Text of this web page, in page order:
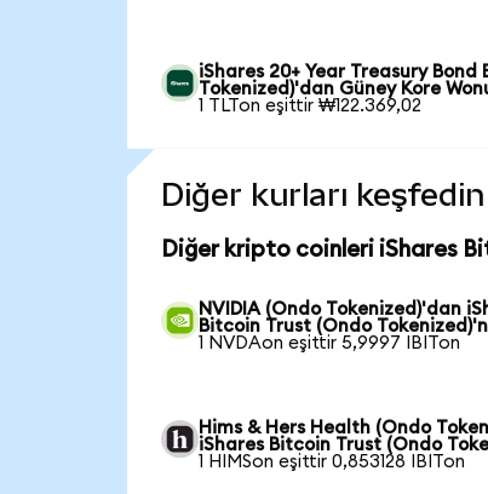
iShares 20+ Year Treasury Bond
Tokenized)'dan Güney Kore
1 TLTon eşittir ₩122.369,02
Diğer kurları keşfedin
Diğer kripto coinleri iShares
NVIDIA (Ondo Tokenized)'dan
Bitcoin Trust (Ondo
1 NVDAon eşittir 5,9997 IBITon
Hims & Hers Health (Ondo
iShares Bitcoin Trust (Ondo
1 HIMSon eşittir 0,853128 IBITon